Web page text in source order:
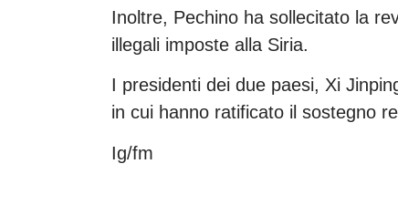
Inoltre, Pechino ha sollecitato la
illegali imposte alla Siria.
I presidenti dei due paesi, Xi
in cui hanno ratificato il sostegno
Ig/fm